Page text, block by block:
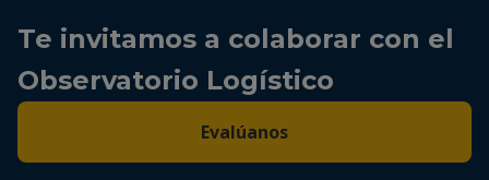
Te invitamos a colaborar con el
Observatorio Logístico
Evalúanos